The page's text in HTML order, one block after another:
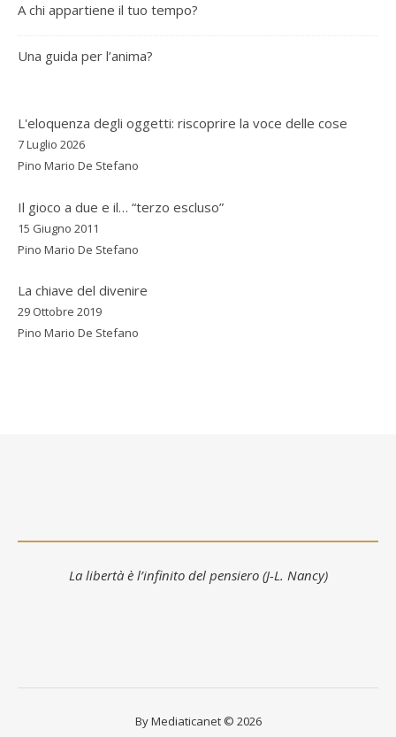
A chi appartiene il tuo tempo?
Una guida per l’anima?
L'eloquenza degli oggetti: riscoprire la voce delle cose
7 Luglio 2026
Pino Mario De Stefano
Il gioco a due e il… “terzo escluso”
15 Giugno 2011
Pino Mario De Stefano
La chiave del divenire
29 Ottobre 2019
Pino Mario De Stefano
La libertà è l’infinito del pensiero (J-L. Nancy)
By Mediaticanet © 2026